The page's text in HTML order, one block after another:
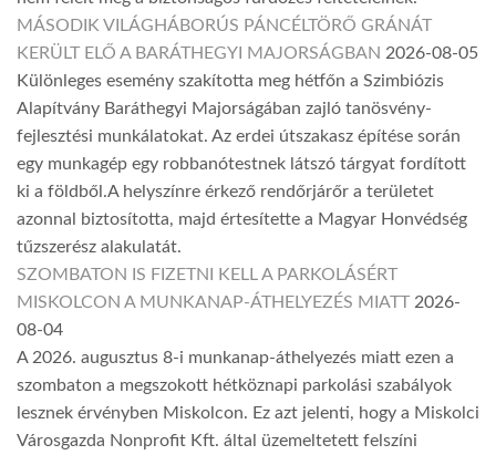
MÁSODIK VILÁGHÁBORÚS PÁNCÉLTÖRŐ GRÁNÁT
KERÜLT ELŐ A BARÁTHEGYI MAJORSÁGBAN 2026-08-05
Különleges esemény szakította meg hétfőn a Szimbiózis
Alapítvány Baráthegyi Majorságában zajló tanösvény-
fejlesztési munkálatokat. Az erdei útszakasz építése során
egy munkagép egy robbanótestnek látszó tárgyat fordított
ki a földből.A helyszínre érkező rendőrjárőr a területet
azonnal biztosította, majd értesítette a Magyar Honvédség
tűzszerész alakulatát.
SZOMBATON IS FIZETNI KELL A PARKOLÁSÉRT
MISKOLCON A MUNKANAP-ÁTHELYEZÉS MIATT 2026-
08-04
A 2026. augusztus 8-i munkanap-áthelyezés miatt ezen a
szombaton a megszokott hétköznapi parkolási szabályok
lesznek érvényben Miskolcon. Ez azt jelenti, hogy a Miskolci
Városgazda Nonprofit Kft. által üzemeltetett felszíni